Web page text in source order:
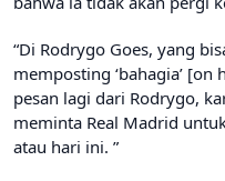
“Di Rodrygo Goes, yang
memposting ‘bahagia’ [on
pesan lagi dari Rodrygo,
meminta Real Madrid
atau hari ini. ”